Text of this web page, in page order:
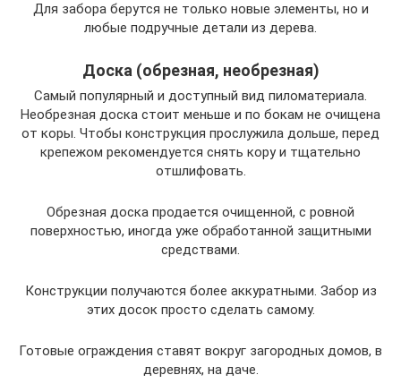
Для забора берутся не только новые элементы, но и
любые подручные детали из дерева.
Доска (обрезная, необрезная)
Самый популярный и доступный вид пиломатериала.
Необрезная доска стоит меньше и по бокам не очищена
от коры. Чтобы конструкция прослужила дольше, перед
крепежом рекомендуется снять кору и тщательно
отшлифовать.
Обрезная доска продается очищенной, с ровной
поверхностью, иногда уже обработанной защитными
средствами.
Конструкции получаются более аккуратными. Забор из
этих досок просто сделать самому.
Готовые ограждения ставят вокруг загородных домов, в
деревнях, на даче.